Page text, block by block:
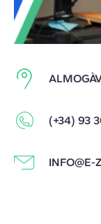
(+34) 93
INFO@E-